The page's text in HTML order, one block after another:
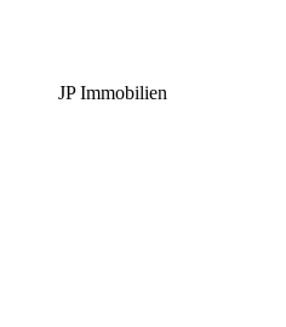
JP Immobilien